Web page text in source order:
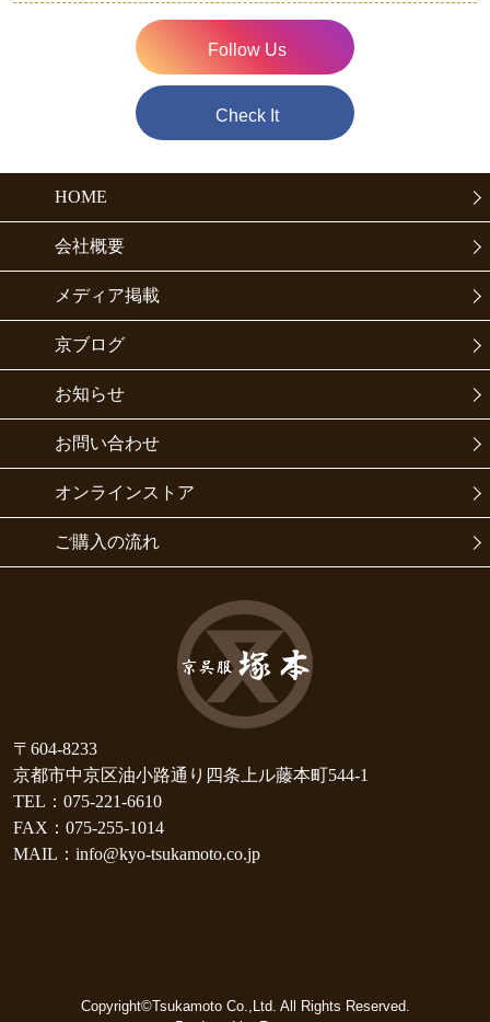
Follow Us
Check It
HOME
会社概要
メディア掲載
京ブログ
お知らせ
お問い合わせ
オンラインストア
ご購入の流れ
〒604-8233
京都市中京区油小路通り四条上ル藤本町544-1
TEL：075-221-6610
FAX：075-255-1014
MAIL：info@kyo-tsukamoto.co.jp
Copyright©Tsukamoto Co.,Ltd. All Rights Reserved.